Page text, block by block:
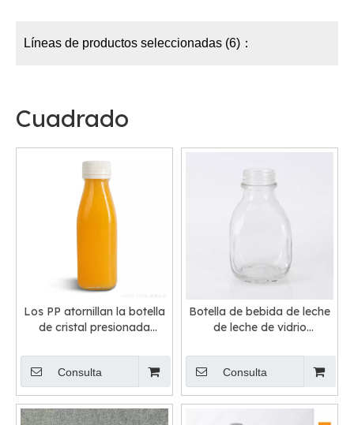
Líneas de productos seleccionadas (6)：
Cuadrado
Los PP atornillan la botella
de cristal presionada
tapa 70ml 300ml 1000ml
Consulta
Botella de bebida de leche
de leche de vidrio
tapón de rosca
Consulta